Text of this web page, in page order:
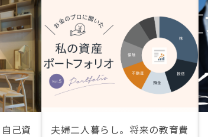
己資
夫婦二人暮らし。将来の教育費